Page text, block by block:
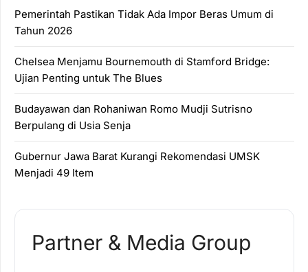
Pemerintah Pastikan Tidak Ada Impor Beras Umum di
Tahun 2026
Chelsea Menjamu Bournemouth di Stamford Bridge:
Ujian Penting untuk The Blues
Budayawan dan Rohaniwan Romo Mudji Sutrisno
Berpulang di Usia Senja
Gubernur Jawa Barat Kurangi Rekomendasi UMSK
Menjadi 49 Item
Partner & Media Group